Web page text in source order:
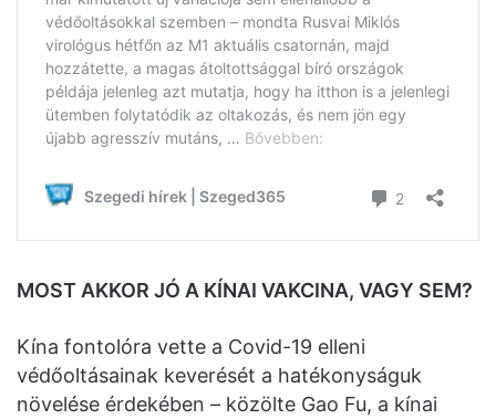
MOST AKKOR JÓ A KÍNAI VAKCINA, VAGY SEM?
Kína fontolóra vette a Covid-19 elleni
védőoltásainak keverését a hatékonyságuk
növelése érdekében – közölte Gao Fu, a kínai